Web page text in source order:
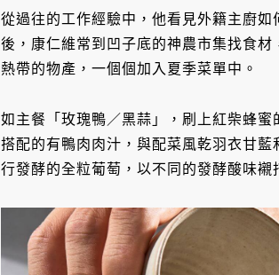
從過往的工作經驗中，他看見外籍主廚
後，康仁維常到凹子底的神農市集找食
熱帶的物產，一個個加入夏季菜單中。
如主餐「玫瑰鴨／黑蒜」，刷上紅柴蜂
搭配的有鴨肉肉汁，與配菜風乾羽衣甘
行發酵的全粒葡萄，以不同的發酵酸味襯